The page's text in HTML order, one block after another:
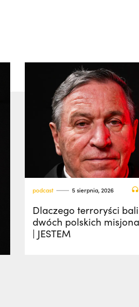
podcast 5 sierpnia, 2026
Dlaczego terroryści
dwóch polskich
| JESTEM